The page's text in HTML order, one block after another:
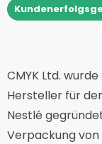
CMYK Ltd.
Hersteller für
Nestlé
Verpackung